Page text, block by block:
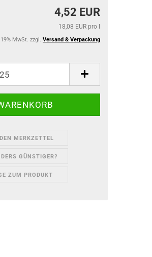
4,52 EUR
18,08 EUR pro l
MwSt. zzgl. Versand & Verpackung
MERKZETTEL
GÜNSTIGER?
ZUM PRODUKT